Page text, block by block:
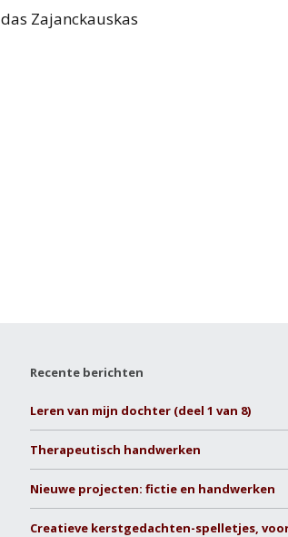
Zajanckauskas
Recente berichten
Leren van mijn dochter (deel 1 van 8)
Therapeutisch handwerken
Nieuwe projecten: fictie en handwerken
Creatieve kerstgedachten-spelletjes,